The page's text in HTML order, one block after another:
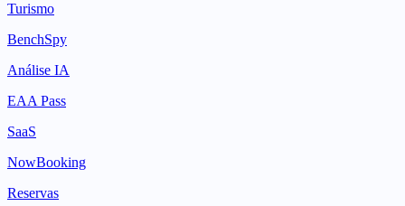
Turismo
BenchSpy
Análise IA
EAA Pass
SaaS
NowBooking
Reservas